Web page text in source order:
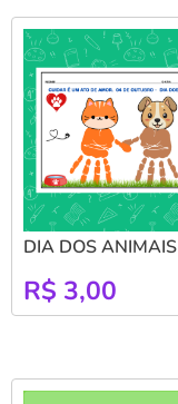
DIA DOS ANIMAIS
R$ 3,00